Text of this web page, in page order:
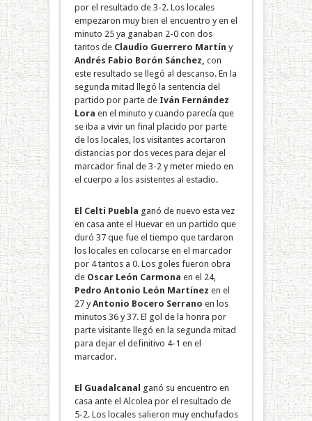
por el resultado de 3-2. Los locales
empezaron muy bien el encuentro y en el
minuto 25 ya ganaban 2-0 con dos
tantos de Claudio Guerrero Martín y
Andrés Fabio Borón Sánchez, con
este resultado se llegó al descanso. En la
segunda mitad llegó la sentencia del
partido por parte de Iván Fernández
Lora en el minuto y cuando parecía que
se iba a vivir un final placido por parte
de los locales, los visitantes acortaron
distancias por dos veces para dejar el
marcador final de 3-2 y meter miedo en
el cuerpo a los asistentes al estadio.
El Celti Puebla ganó de nuevo esta vez
en casa ante el Huevar en un partido que
duró 37 que fue el tiempo que tardaron
los locales en colocarse en el marcador
por 4 tantos a 0. Los goles fueron obra
de Oscar León Carmona en el 24,
Pedro Antonio León Martínez en el
27 yAntonio Bocero Serrano en los
minutos 36 y 37. El gol de la honra por
parte visitante llegó en la segunda mitad
para dejar el definitivo 4-1 en el
marcador.
El Guadalcanal ganó su encuentro en
casa ante el Alcolea por el resultado de
5-2. Los locales salieron muy enchufados